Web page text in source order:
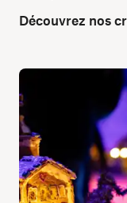
Découvrez nos